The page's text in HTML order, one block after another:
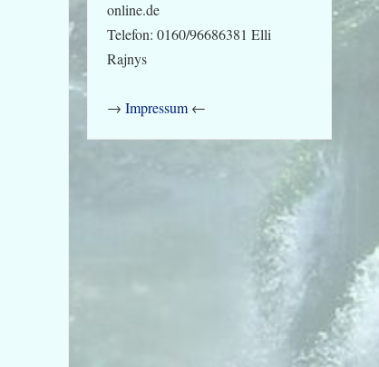
online.de
Telefon: 0160/96686381 Elli
Rajnys
→ Impressum←